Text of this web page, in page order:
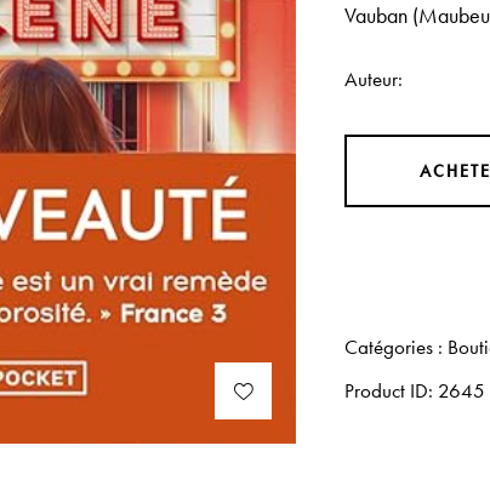
Vauban
Auteur
Catégories :
Product ID: 2645